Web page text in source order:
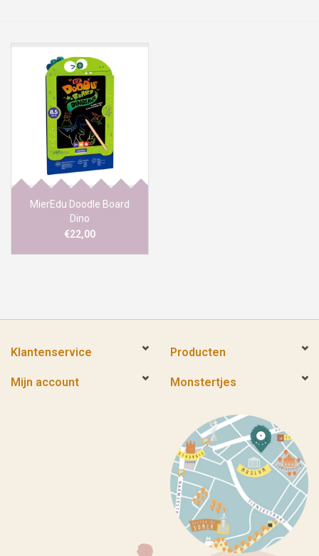
MierEdu Doodle Board
Dino
€22,00
Klantenservice Producten
Mijn account Monstertjes